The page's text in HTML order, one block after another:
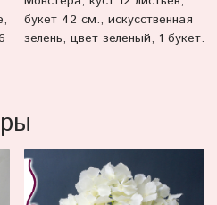
букет 42 см., искусственная
зелень, цвет зеленый, 1 букет.